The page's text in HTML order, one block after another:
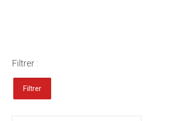
Filtrer :
Filtrer